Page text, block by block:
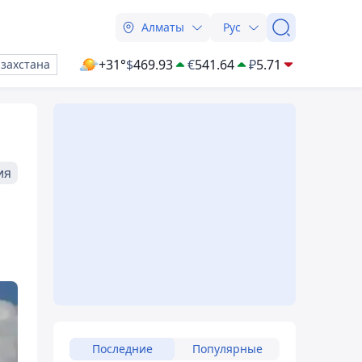
Алматы Рус
+31°$469.93 €541.64 ₽5.71
Последние Популярные